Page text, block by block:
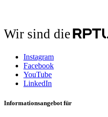
Wir sind die
Instagram
Facebook
YouTube
LinkedIn
Informationsangebot für